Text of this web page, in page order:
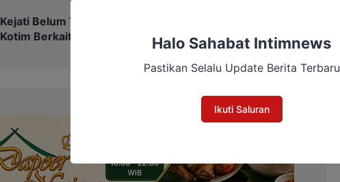
Kejati Belum Temukan Bukti Korupsi Dana Hibah KPU
Kotim Berkaitan dengan PilkadaHalo Sahabat Intimnews
Pastikan Selalu Update Berita Terbaru
Ikuti Saluran